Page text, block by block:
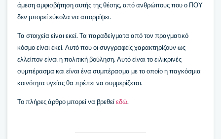
άμεση αμφισβήτηση αυτής της θέσης, από ανθρώπους που ο ΠΟΥ
δεν μπορεί εύκολα να απορρίψει.
Τα στοιχεία είναι εκεί. Τα παραδείγματα από τον πραγματικό
κόσμο είναι εκεί. Αυτό που οι συγγραφείς χαρακτηρίζουν ως
ελλείπον είναι η πολιτική βούληση. Αυτό είναι το ειλικρινές
συμπέρασμα και είναι ένα συμπέρασμα με το οποίο η παγκόσμια
κοινότητα υγείας θα πρέπει να συμμερίζεται.
Το πλήρες άρθρο μπορεί να βρεθείεδώ.